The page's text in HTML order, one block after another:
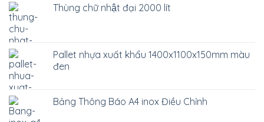
Thùng chữ nhật đại 2000 lít
Pallet nhựa xuất khẩu 1400x1100x150mm màu
đen
Bảng Thông Báo A4 inox Điều Chỉnh